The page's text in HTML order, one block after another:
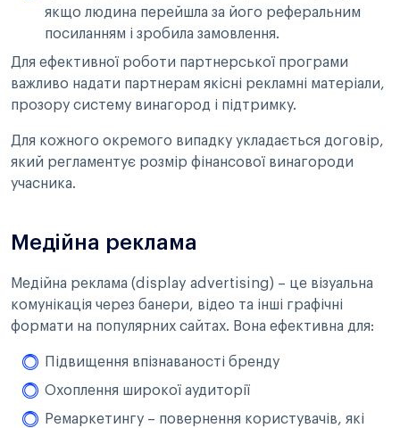
якщо людина перейшла за його реферальним
посиланням і зробила замовлення.
Для ефективної роботи партнерської програми
важливо надати партнерам якісні рекламні матеріали,
прозору систему винагород і підтримку.
Для кожного окремого випадку укладається договір,
який регламентує розмір фінансової винагороди
учасника.
Медійна реклама
Медійна реклама (display advertising) – це візуальна
комунікація через банери, відео та інші графічні
формати на популярних сайтах. Вона ефективна для:
Підвищення впізнаваності бренду
Охоплення широкої аудиторії
Ремаркетингу – повернення користувачів, які